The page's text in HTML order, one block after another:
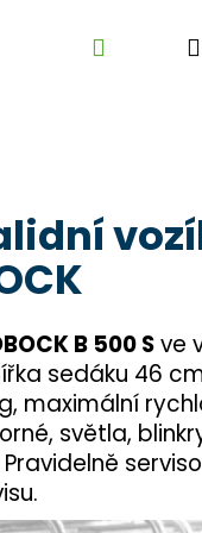
Kontakt
B 500 Sve
sedáku 46
maximální
světla,